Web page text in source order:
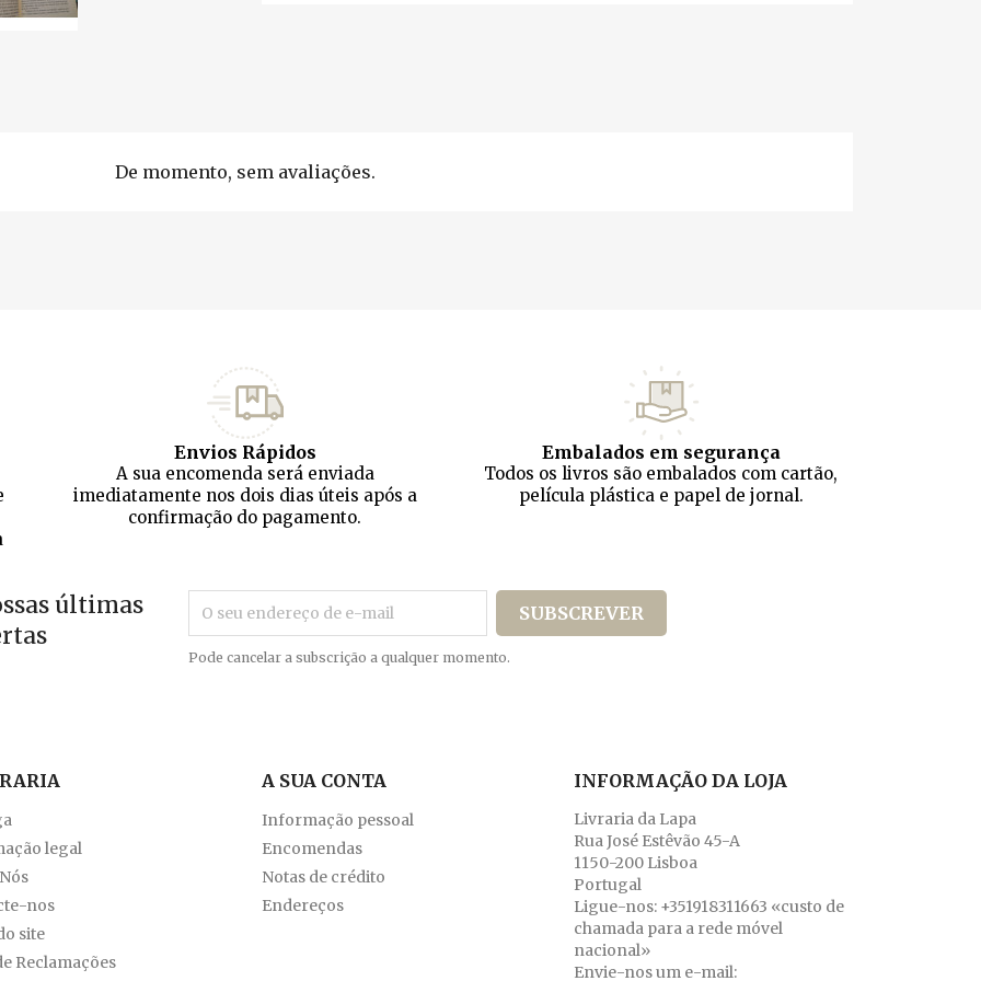
De momento, sem avaliações.
Envios Rápidos
A sua encomenda será enviada
imediatamente nos dois dias úteis após a
confirmação do pagamento.
Embalados em segurança
Todos os livros são embalados com cartão,
película plástica e papel de jornal.
últimas
Pode cancelar a subscrição a qualquer momento.
legal
nos
site
Reclamações
A SUA CONTA
Informação pessoal
Encomendas
Notas de crédito
Endereços
INFORMAÇÃO DA LOJA
Livraria da Lapa
Rua José Estêvão 45-A
1150-200 Lisboa
Portugal
Ligue-nos: +351918311663 «custo de
chamada para a rede móvel
nacional»
Envie-nos um e-mail: